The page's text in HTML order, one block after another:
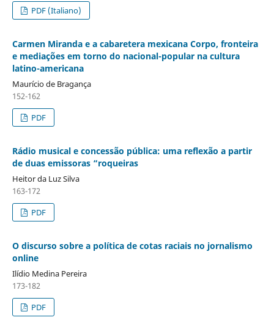
PDF (Italiano)
Carmen Miranda e a cabaretera mexicana Corpo, fronteira
e mediações em torno do nacional-popular na cultura
latino-americana
Maurício de Bragança
152-162
PDF
Rádio musical e concessão pública: uma reflexão a partir
de duas emissoras “roqueiras
Heitor da Luz Silva
163-172
PDF
O discurso sobre a política de cotas raciais no jornalismo
online
Ilídio Medina Pereira
173-182
PDF